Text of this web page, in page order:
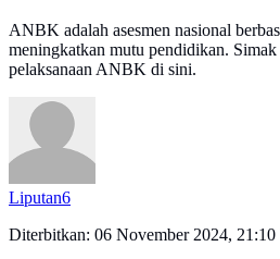
ANBK adalah asesmen nasional
meningkatkan mutu pendidikan.
pelaksanaan ANBK di sini.
Liputan6
Diterbitkan: 06 November 2024,